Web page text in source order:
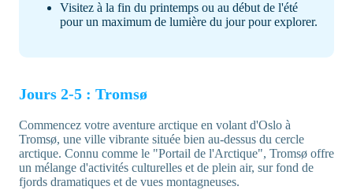
Visitez à la fin du printemps ou au début de l'été
pour un maximum de lumière du jour pour explorer.
Jours 2-5 : Tromsø
Commencez votre aventure arctique en volant d'Oslo à
Tromsø, une ville vibrante située bien au-dessus du cercle
arctique. Connu comme le "Portail de l'Arctique", Tromsø offre
un mélange d'activités culturelles et de plein air, sur fond de
fjords dramatiques et de vues montagneuses.